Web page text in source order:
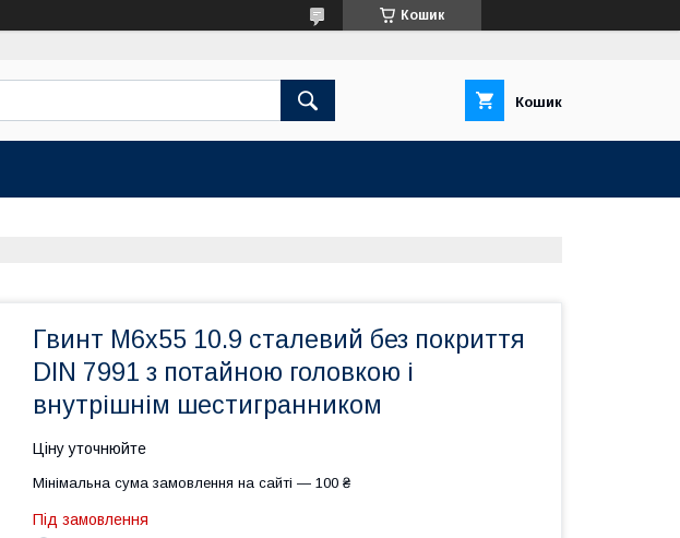
Кошик
Кошик
Гвинт М6х55 10.9 сталевий без покриття
DIN 7991 з потайною головкою і
внутрішнім шестигранником
Ціну уточнюйте
Мінімальна сума замовлення на сайті — 100 ₴
Під замовлення